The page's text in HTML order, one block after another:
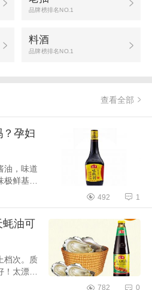
品牌榜排名NO.1
料酒
品牌榜排名NO.1
查看全部
孕妇
油，味道
鲜基本
错。但
492 1
蚝油可
档次。质
！太漂
比三
782 0